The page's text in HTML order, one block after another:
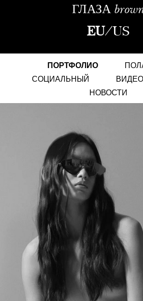
ГЛАЗА
EU/US
ПОРТФОЛИО
СОЦИАЛЬНЫЙ
ВИДЕО
НОВОСТИ